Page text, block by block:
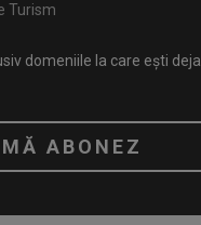
Turism
domeniile la care ești deja